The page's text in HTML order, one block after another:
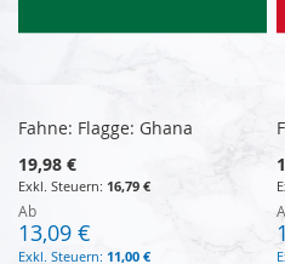
Fahne: Flagge: Ghana
19,98 €
16,79 €
Ab
13,09 €
11,00 €